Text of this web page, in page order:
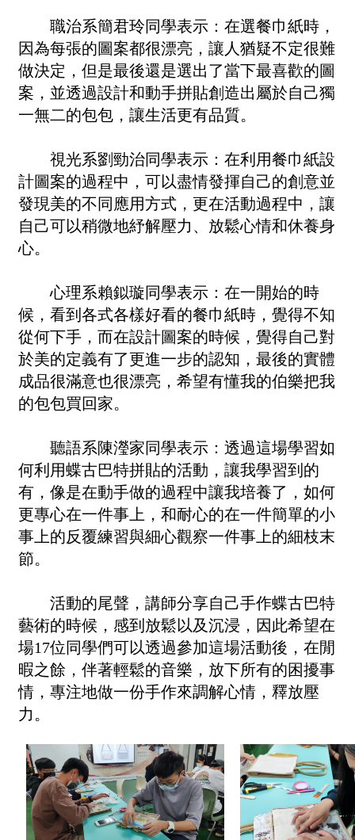
職治系簡君玲同學表示：在選餐巾紙時，
因為每張的圖案都很漂亮，讓人猶疑不定很難
做決定，但是最後還是選出了當下最喜歡的圖
案，並透過設計和動手拼貼創造出屬於自己獨
一無二的包包，讓生活更有品質。
視光系劉勁治同學表示：在利用餐巾紙設
計圖案的過程中，可以盡情發揮自己的創意並
發現美的不同應用方式，更在活動過程中，讓
自己可以稍微地紓解壓力、放鬆心情和休養身
心。
心理系賴鉯璇同學表示：在一開始的時
候，看到各式各樣好看的餐巾紙時，覺得不知
從何下手，而在設計圖案的時候，覺得自己對
於美的定義有了更進一步的認知，最後的實體
成品很滿意也很漂亮，希望有懂我的伯樂把我
的包包買回家。
聽語系陳瀅家同學表示：透過這場學習如
何利用蝶古巴特拼貼的活動，讓我學習到的
有，像是在動手做的過程中讓我培養了，如何
更專心在一件事上，和耐心的在一件簡單的小
事上的反覆練習與細心觀察一件事上的細枝末
節。
活動的尾聲，講師分享自己手作蝶古巴特
藝術的時候，感到放鬆以及沉浸，因此希望在
場17位同學們可以透過參加這場活動後，在閒
暇之餘，伴著輕鬆的音樂，放下所有的困擾事
情，專注地做一份手作來調解心情，釋放壓
力。